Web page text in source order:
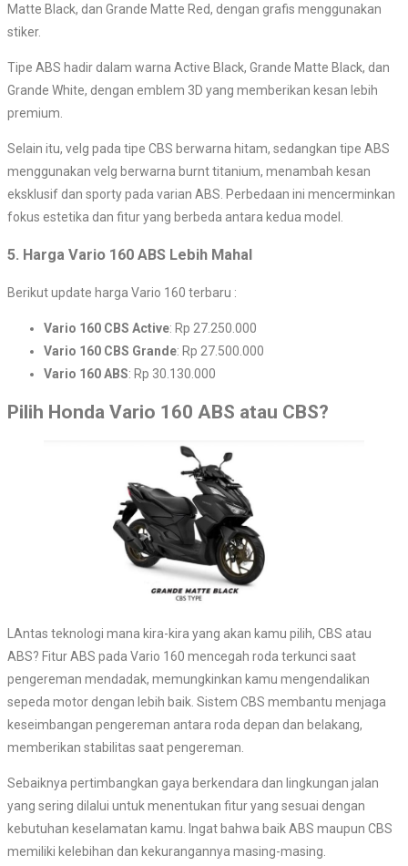
Matte Black, dan Grande Matte Red, dengan grafis menggunakan
stiker.
Tipe ABS hadir dalam warna Active Black, Grande Matte Black, dan
Grande White, dengan emblem 3D yang memberikan kesan lebih
premium.
Selain itu, velg pada tipe CBS berwarna hitam, sedangkan tipe ABS
menggunakan velg berwarna burnt titanium, menambah kesan
eksklusif dan sporty pada varian ABS. Perbedaan ini mencerminkan
fokus estetika dan fitur yang berbeda antara kedua model.
5. Harga Vario 160 ABS Lebih Mahal
Berikut update harga Vario 160 terbaru :
Vario 160 CBS Active: Rp 27.250.000
Vario 160 CBS Grande: Rp 27.500.000
Vario 160 ABS: Rp 30.130.000
Pilih Honda Vario 160 ABS atau CBS?
LAntas teknologi mana kira-kira yang akan kamu pilih, CBS atau
ABS? Fitur ABS pada Vario 160 mencegah roda terkunci saat
pengereman mendadak, memungkinkan kamu mengendalikan
sepeda motor dengan lebih baik. Sistem CBS membantu menjaga
keseimbangan pengereman antara roda depan dan belakang,
memberikan stabilitas saat pengereman.
Sebaiknya pertimbangkan gaya berkendara dan lingkungan jalan
yang sering dilalui untuk menentukan fitur yang sesuai dengan
kebutuhan keselamatan kamu. Ingat bahwa baik ABS maupun CBS
memiliki kelebihan dan kekurangannya masing-masing.